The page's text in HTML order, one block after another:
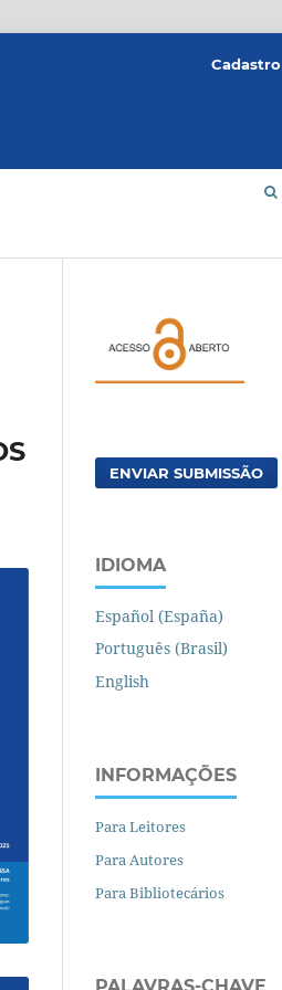
Cadastro
ENVIAR SUBMISSÃO
IDIOMA
Español (España)
Português (Brasil)
English
INFORMAÇÕES
Para Leitores
Para Autores
Para Bibliotecários